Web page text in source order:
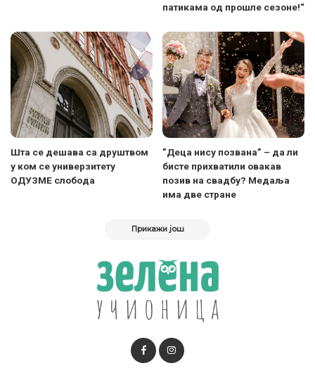
патикама од прошле сезоне!“
Шта се дешава са друштвом
у ком се универзитету
ОДУЗМЕ слобода
”Деца нису позвана” – да ли
бисте прихватили овакав
позив на свадбу? Медаља
има две стране
Прикажи још